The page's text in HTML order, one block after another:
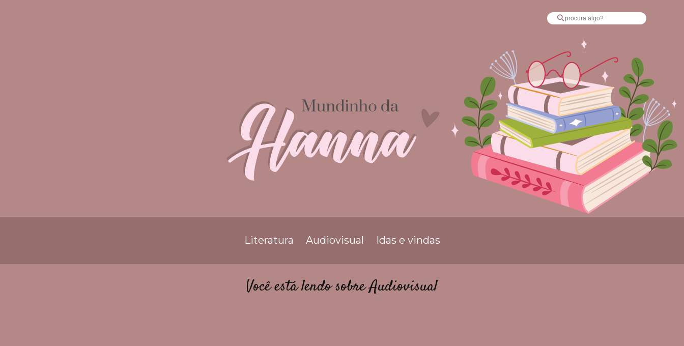
Literatura Audiovisual Idas e vindas
Você está lendo sobre Audiovisual